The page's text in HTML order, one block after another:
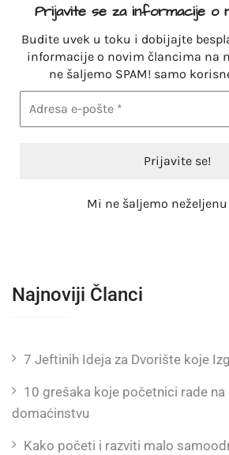
Prijavite se za informacije o
Budite uvek u toku i dobijajte
informacije o novim člancima na
ne šaljemo SPAM! samo
Mi ne šaljemo
Najnoviji Članci
7 Jeftinih Ideja za Dvorište koje
10 grešaka koje početnici rade
domaćinstvu
Kako početi i razviti malo